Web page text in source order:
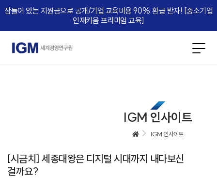
잠들어 있는 지원금으로 공개/기업 교육비용 90% 환급 받자! [중소기업
인재키움 프리미엄 교육]​
IGM 인사이트
IGM 인사이트
[시금치] 세종대왕은 디지털 시대까지 내다보신
걸까요?